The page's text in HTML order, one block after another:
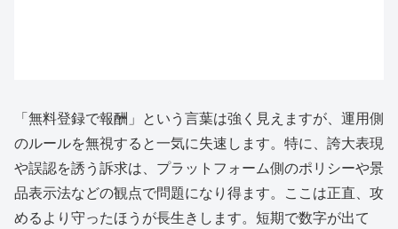
「無料登録で報酬」という言葉は強く見えますが、運用側
のルールを無視すると一気に失速します。特に、誇大表現
や誤認を誘う訴求は、プラットフォーム側のポリシーや景
品表示法などの観点で問題になり得ます。ここは正直、攻
めるより守ったほうが長生きします。短期で数字が出て